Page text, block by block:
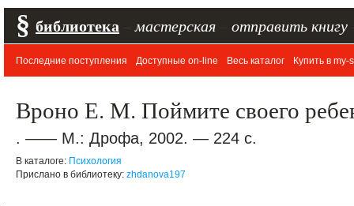
§ библиотека мастерская отправить книгу
Последние поступления Доступные on-line Весь каталог Купить в my-
Вроно Е. М. Поймите своего
. —— М.: Дрофа, 2002. — 224 с.
В каталоге: Психология
Прислано в библиотеку: zhdanova197